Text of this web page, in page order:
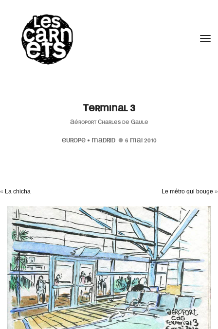
Terminal 3
Aéroport Charles de Gaule
EUROPE• MADRID 6 MAI 2010
« La chicha Le métro qui bouge »